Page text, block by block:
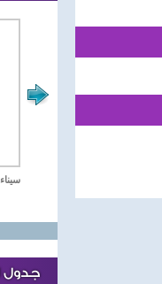
سيناء 2018 العملية
جدول